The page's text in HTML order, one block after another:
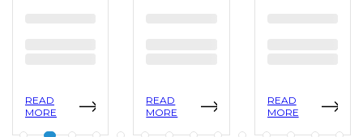
READ
MORE
READ
MORE
READ
MORE